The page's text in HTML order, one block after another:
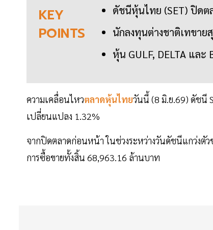
KEY
POINTS
ดัชนีหุ้นไทย (SET) ปิดต
นักลงทุนต่างชาติเทขา
หุ้น GULF, DELTA แล
ความเคลื่อนไหวตลาดหุ้นไทยวันนี้ (8 มิ.ย.69) ดัชนี
เปลี่ยนแปลง 1.32%
จากปิดตลาดก่อนหน้า ในช่วงระหว่างวันดัชนีแกว่งตั
การซื้อขายทั้งสิ้น 68,963.16 ล้านบาท